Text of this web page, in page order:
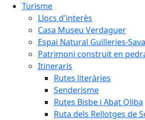
Turisme
Llocs d'interès
Casa Museu Verdaguer
Espai Natural Guilleries-
Patrimoni construït en
Itineraris
Rutes literàries
Senderisme
Rutes Bisbe i Abat Oliba
Ruta dels Rellotges de